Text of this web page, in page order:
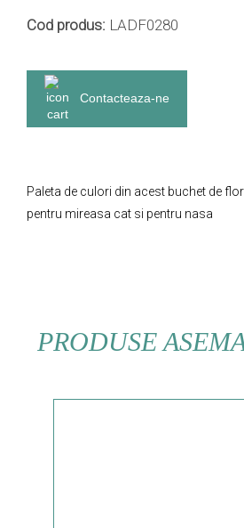
Cod produs: LADF0280
Contacteaza-ne
Paleta de culori din acest buchet de
pentru mireasa cat si pentru nasa
PRODUSE